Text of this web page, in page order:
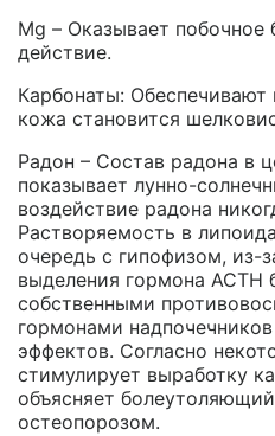
Mg – Оказывает
действие.
Карбонаты:
кожа становится
Радон – Состав радона в
показывает лунно-
воздействие радона
Растворяемость в
очередь с гипофизом, из-
выделения гормона ACTH
собственными
гормонами
эффектов. Согласно
стимулирует выработку
объясняет
остеопорозом.